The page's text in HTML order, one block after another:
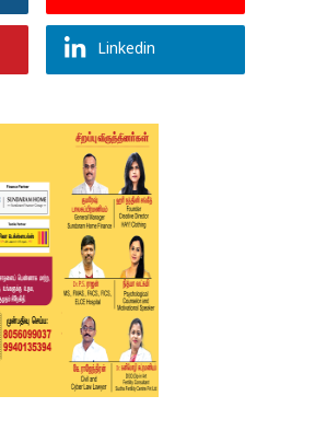
Linkedin